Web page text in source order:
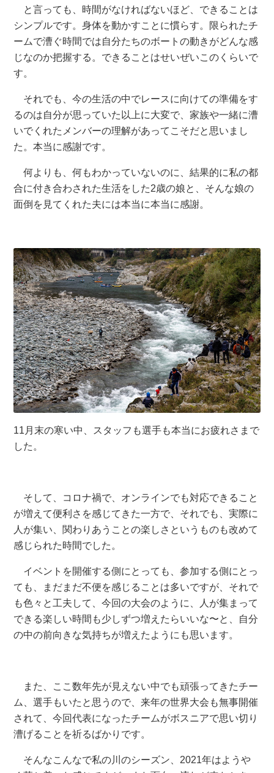
と言っても、時間がなければないほど、できることは
シンプルです。身体を動かすことに慣らす。限られたチ
ームで漕ぐ時間では自分たちのボートの動きがどんな感
じなのか把握する。できることはせいぜいこのくらいで
す。
それでも、今の生活の中でレースに向けての準備をす
るのは自分が思っていた以上に大変で、家族や一緒に漕
いでくれたメンバーの理解があってこそだと思いまし
た。本当に感謝です。
何よりも、何もわかっていないのに、結果的に私の都
合に付き合わされた生活をした2歳の娘と、そんな娘の
面倒を見てくれた夫には本当に本当に感謝。
11月末の寒い中、スタッフも選手も本当にお疲れさまで
した。
そして、コロナ禍で、オンラインでも対応できること
が増えて便利さを感じてきた一方で、それでも、実際に
人が集い、関わりあうことの楽しさというものも改めて
感じられた時間でした。
イベントを開催する側にとっても、参加する側にとっ
ても、まだまだ不便を感じることは多いですが、それで
も色々と工夫して、今回の大会のように、人が集まって
できる楽しい時間も少しずつ増えたらいいな〜と、自分
の中の前向きな気持ちが増えたようにも思います。
また、ここ数年先が見えない中でも頑張ってきたチー
ム、選手もいたと思うので、来年の世界大会も無事開催
されて、今回代表になったチームがボスニアで思い切り
漕げることを祈るばかりです。
そんなこんなで私の川のシーズン、2021年はようや